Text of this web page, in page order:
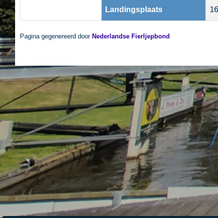
Landingsplaats
Pagina gegenereerd door Nederlandse Fierljepbond